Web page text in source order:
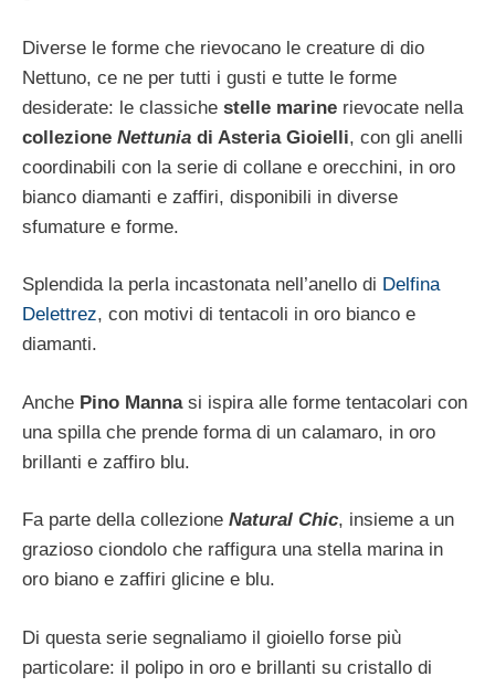
Diverse le forme che rievocano le creature di dio
Nettuno, ce ne per tutti i gusti e tutte le forme
desiderate: le classiche stelle marine rievocate nella
collezione Nettunia di Asteria Gioielli, con gli anelli
coordinabili con la serie di collane e orecchini, in oro
bianco diamanti e zaffiri, disponibili in diverse
sfumature e forme.
Splendida la perla incastonata nell’anello di Delfina
Delettrez, con motivi di tentacoli in oro bianco e
diamanti.
Anche Pino Mannasi ispira alle forme tentacolari con
una spilla che prende forma di un calamaro, in oro
brillanti e zaffiro blu.
Fa parte della collezione Natural Chic, insieme a un
grazioso ciondolo che raffigura una stella marina in
oro biano e zaffiri glicine e blu.
Di questa serie segnaliamo il gioiello forse più
particolare: il polipo in oro e brillanti su cristallo di